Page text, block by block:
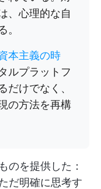
、心理的な自
。
本主義の時
ルプラットフ
だけでなく、
の方法を再構
のを提供した：
だ明確に思考す